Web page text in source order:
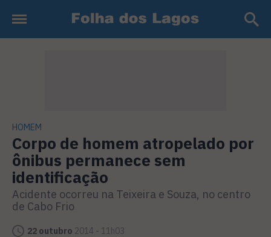
HOMEM
Corpo de homem atropelado por
ônibus permanece sem
identificação
Acidente ocorreu na Teixeira e Souza, no centro
de Cabo Frio
22 outubro 2014 - 11h03